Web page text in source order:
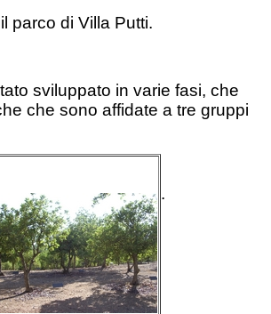
parco di Villa Putti.
sviluppato in varie fasi, che
che sono affidate a tre gruppi
.